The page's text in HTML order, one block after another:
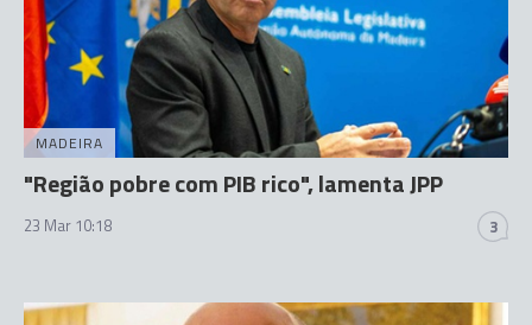
MADEIRA
"Região pobre com PIB rico", lamenta JPP
23 Mar 10:18 3